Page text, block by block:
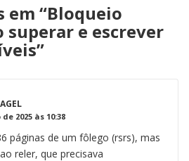
em “Bloqueio
e escrever
”
2025 às 10:38
páginas de um fôlego (rsrs), mas
reler, que precisava